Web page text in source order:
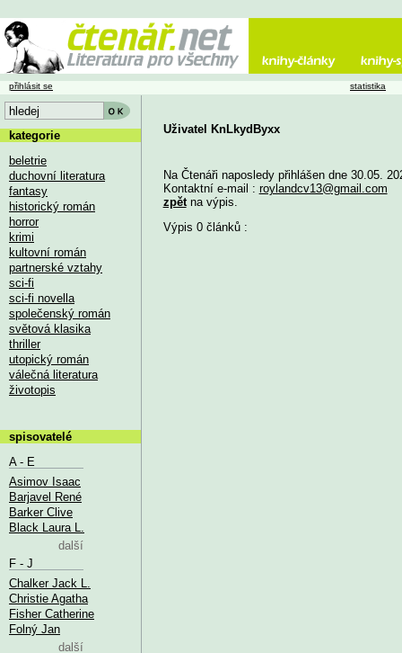
Uživatel KnLkydByxx
Na Čtenáři naposledy přihlášen dne 30.05.
Kontaktní e-mail : roylandcv13@gmail.com
zpětna výpis.
Výpis 0 článků :
přihlásit se statistika
kategorie
beletrie
duchovní literatura
fantasy
historický román
horror
krimi
kultovní román
partnerské vztahy
sci-fi
sci-fi novella
společenský román
světová klasika
thriller
utopický román
válečná literatura
životopis
spisovatelé
A - E
Asimov Isaac
Barjavel René
Barker Clive
Black Laura L.
další
F - J
Chalker Jack L.
Christie Agatha
Fisher Catherine
Folný Jan
další